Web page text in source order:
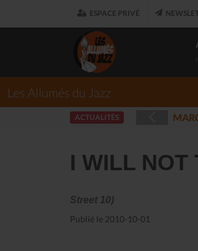
ESPACE PRIVÉ
Les Allumés du Jazz
ACTUALITÉS
I WILL NOT
Street 10)
Publié le 2010-10-01